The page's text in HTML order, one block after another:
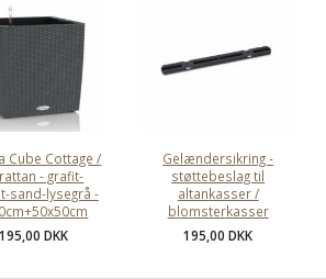
Cube Cottage /
- grafit-
sand-lysegrå -
DKK
Gelændersikring -
støttebeslag til
altankasser /
blomsterkasser
195,00 DKK